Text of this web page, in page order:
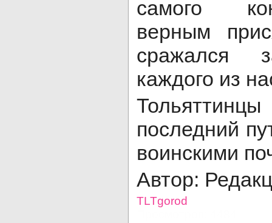
самого
верным
сражался
каждого из
последний
воинскими
Автор:
TLTgorod